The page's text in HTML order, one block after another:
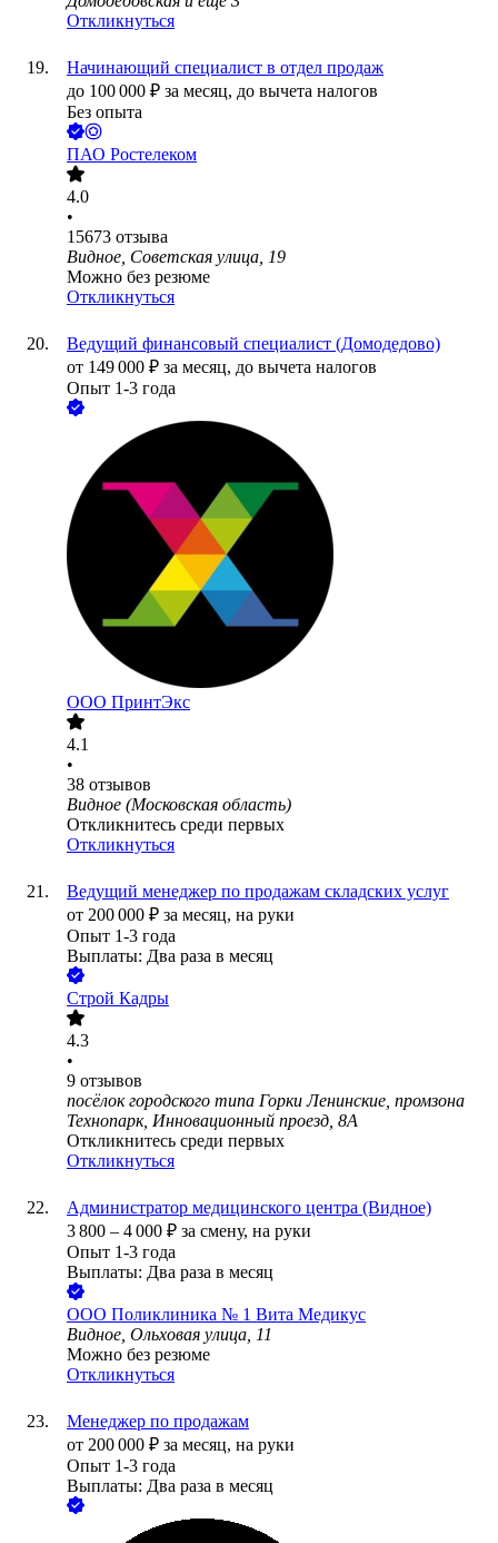
Откликнуться
Начинающий специалист в отдел продаж
до 100 000 ₽ за месяц, до вычета налогов
Без опыта
ПАО Ростелеком
4.0
•
15673 отзыва
Видное, Советская улица, 19
Можно без резюме
Откликнуться
Ведущий финансовый специалист (Домодедово)
от 149 000 ₽ за месяц, до вычета налогов
Опыт 1-3 года
ООО ПринтЭкс
4.1
•
38 отзывов
Видное (Московская область)
Откликнитесь среди первых
Откликнуться
Ведущий менеджер по продажам складских услуг
от 200 000 ₽ за месяц, на руки
Опыт 1-3 года
Выплаты: Два раза в месяц
Строй Кадры
4.3
•
9 отзывов
посёлок городского типа Горки Ленинские, промзона
Технопарк, Инновационный проезд, 8А
Откликнитесь среди первых
Откликнуться
Администратор медицинского центра (Видное)
3 800 – 4 000 ₽ за смену, на руки
Опыт 1-3 года
Выплаты: Два раза в месяц
ООО Поликлиника № 1 Вита Медикус
Видное, Ольховая улица, 11
Можно без резюме
Откликнуться
Менеджер по продажам
от 200 000 ₽ за месяц, на руки
Опыт 1-3 года
Выплаты: Два раза в месяц